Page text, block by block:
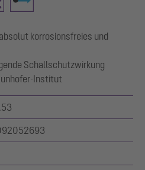
korrosionsfreies und
Schallschutzwirkung
Institut